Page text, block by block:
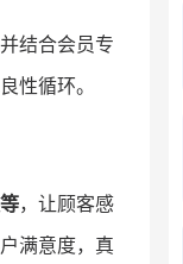
结合会员专
性循环。
，让顾客感
满意度，真